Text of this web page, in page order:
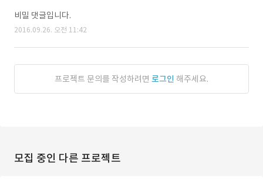
비밀 댓글입니다.
2016.09.26. 오전 11:42
프로젝트 문의를 작성하려면 로그인 해주세요.
모집 중인 다른 프로젝트